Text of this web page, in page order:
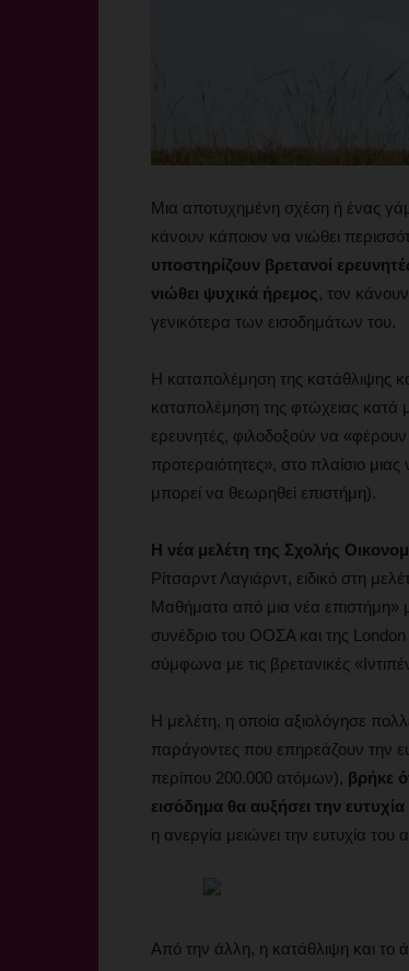
Μια αποτυχημένη σχέση ή ένας
κάνουν κάποιον να νιώθει
υποστηρίζουν βρετανοί
νιώθει ψυχικά ήρεμος , τον
γενικότερα των εισοδημάτων του.
Η καταπολέμηση της κατάθλιψης
καταπολέμηση της φτώχειας κατά
ερευνητές, φιλοδοξούν να
προτεραιότητες», στο πλαίσιο
μπορεί να θεωρηθεί επιστήμη).
H νέα μελέτη της Σχολής
Ρίτσαρντ Λαγιάρντ, ειδικό στη
Μαθήματα από μια νέα επιστήμη»
συνέδριο του ΟΟΣΑ και της
σύμφωνα με τις βρετανικές
Η μελέτη, η οποία αξιολόγησε
παράγοντες που επηρεάζουν την
περίπου 200.000 ατόμων), βρήκε
εισόδημα θα αυξήσει την
η ανεργία μειώνει την ευτυχία
Από την άλλη, η κατάθλιψη και το